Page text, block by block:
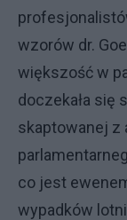
wzorów dr.
większość w
doczekała się
skaptowanej z
co jest
wypadków